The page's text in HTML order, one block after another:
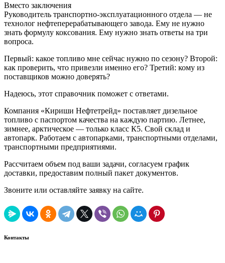
Вместо заключения
Руководитель транспортно-эксплуатационного отдела — не
технолог нефтеперерабатывающего завода. Ему не нужно
знать формулу коксования. Ему нужно знать ответы на три
вопроса.
Первый: какое топливо мне сейчас нужно по сезону? Второй:
как проверить, что привезли именно его? Третий: кому из
поставщиков можно доверять?
Надеюсь, этот справочник поможет с ответами.
Компания «Кириши Нефтетрейд» поставляет дизельное
топливо с паспортом качества на каждую партию. Летнее,
зимнее, арктическое — только класс К5. Свой склад и
автопарк. Работаем с автопарками, транспортными отделами,
транспортными предприятиями.
Рассчитаем объем под ваши задачи, согласуем график
доставки, предоставим полный пакет документов.
Звоните или оставляйте заявку на сайте.
Контакты